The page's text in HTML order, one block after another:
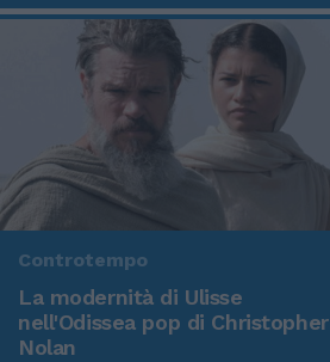
Controtempo
La modernità di Ulisse
nell'Odissea pop di Christopher
Nolan